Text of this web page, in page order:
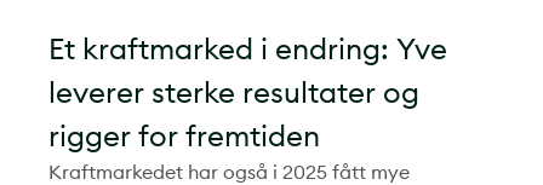
Et kraftmarked i endring: Yve
leverer sterke resultater og
rigger for fremtiden
Kraftmarkedet har også i 2025 fått mye